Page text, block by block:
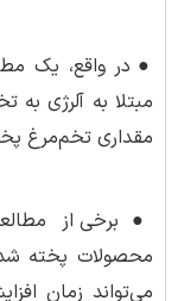
●
مبتلا به آلرژی
مقداری تخم‌مرغ
● برخی از
محصولات پخته
می‌تواند زمان